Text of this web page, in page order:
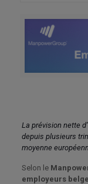
La prévision nette
depuis plusieurs
moyenne
Selon le
employeurs